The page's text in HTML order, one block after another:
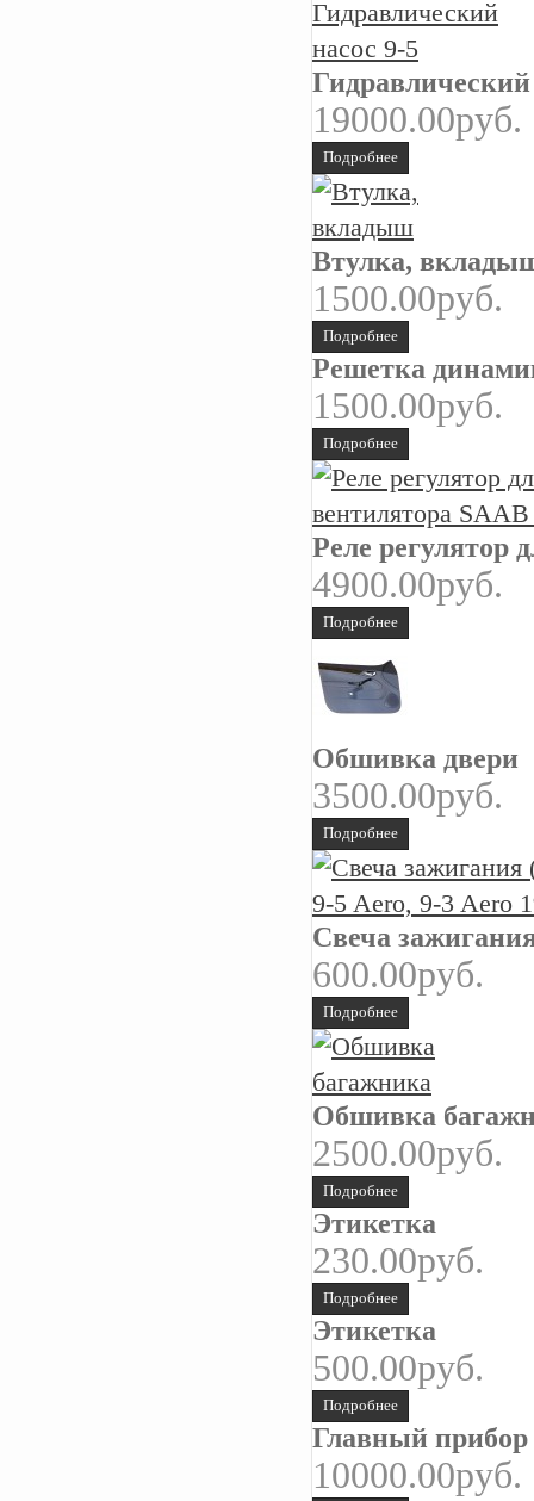
Гидравлический
19000.00руб.
Подробнее
Втулка,
1500.00руб.
Подробнее
Решетка
1500.00руб.
Подробнее
Реле регулятор
4900.00руб.
Подробнее
Обшивка двери
3500.00руб.
Подробнее
Свеча
600.00руб.
Подробнее
Обшивка
2500.00руб.
Подробнее
Этикетка
230.00руб.
Подробнее
Этикетка
500.00руб.
Подробнее
Главный прибор
10000.00руб.